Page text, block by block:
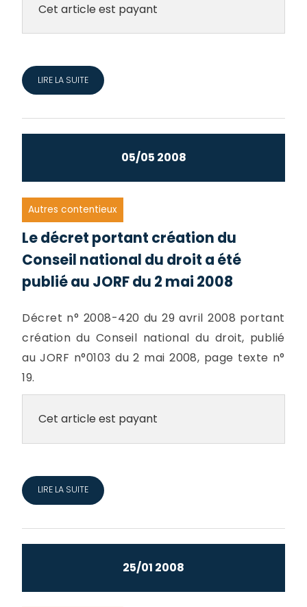
Cet article est payant
LIRE LA SUITE
05/05 2008
Autres contentieux
Le décret portant création du
Conseil national du droit a été
publié au JORF du 2 mai 2008
Décret n° 2008-420 du 29 avril 2008 portant
création du Conseil national du droit, publié
au JORF n°0103 du 2 mai 2008, page texte n°
19.
Cet article est payant
LIRE LA SUITE
25/01 2008